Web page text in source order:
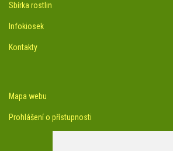
Sbírka rostlin
Infokiosek
Kontakty
Mapa webu
Prohlášení o přístupnosti